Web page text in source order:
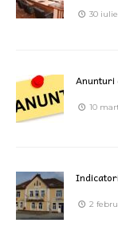
30
Anunturi
10
2